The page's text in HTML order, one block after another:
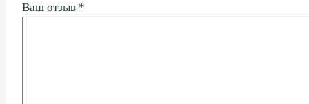
Ваш отзыв *